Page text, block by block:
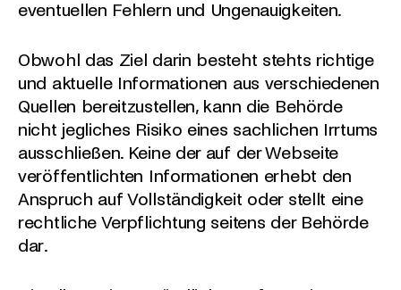
eventuellen Fehlern und Ungenauigkeiten.
Obwohl das Ziel darin besteht stehts richtige
und aktuelle Informationen aus verschiedenen
Quellen bereitzustellen, kann die Behörde
nicht jegliches Risiko eines sachlichen Irrtums
ausschließen. Keine der auf der Webseite
veröffentlichten Informationen erhebt den
Anspruch auf Vollständigkeit oder stellt eine
rechtliche Verpflichtung seitens der Behörde
dar.